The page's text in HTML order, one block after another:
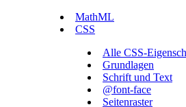
MathML
CSS
Alle CSS-
Grundlagen
Schrift und Text
@font-face
Seitenraster